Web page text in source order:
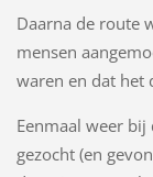
Daarna de route
mensen
waren en dat het
Eenmaal weer
gezocht (en